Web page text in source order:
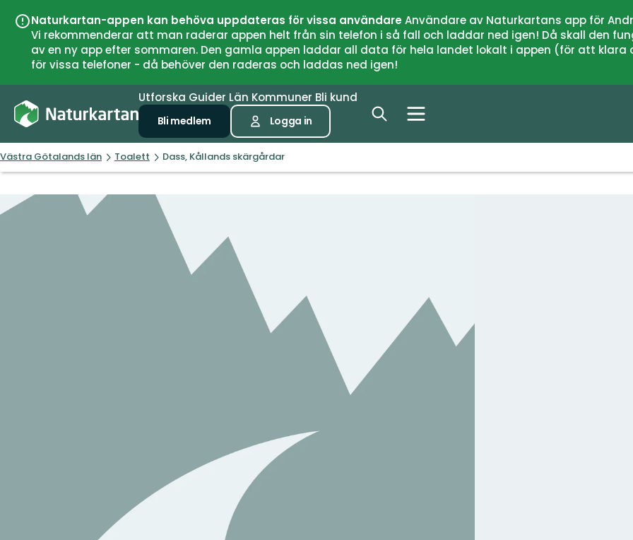
Naturkartan-appen kan behöva uppdateras för vissa användareAnvändare av Naturkartans app för
Vi rekommenderar att man raderar appen helt från sin telefon i så fall och laddar ned igen! Då skall den
av en ny app efter sommaren. Den gamla appen laddar all data för hela landet lokalt i appen (för att
för vissa telefoner - då behöver den raderas och laddas ned igen!
Utforska Guider Län Kommuner Bli kund
Bli medlem Logga in
Västra Götalands län Toalett Dass, Kållands skärgårdar